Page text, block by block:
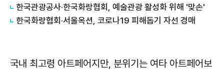
한국관광공사·한국화랑협회, 예술관광 활성화 위해 '맞손'
한국화랑협회·서울옥션, 코로나19 피해돕기 자선 경매
국내 최고령 아트페어지만, 분위기는 여타 아트페어보